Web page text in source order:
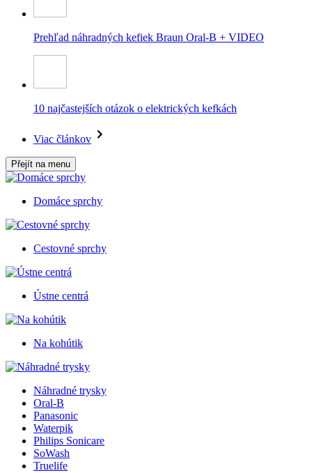
Prehľad náhradných kefiek Braun Oral-B + VIDEO
10 najčastejších otázok o elektrických kefkách
Viac článkov
Přejít na menu
Domáce sprchy
Cestovné sprchy
Ústne centrá
Na kohútik
Náhradné trysky
Oral-B
Panasonic
Waterpik
Philips Sonicare
SoWash
Truelife